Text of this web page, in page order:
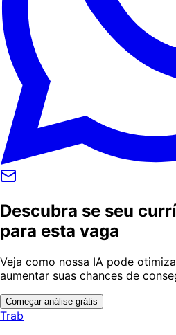
Descubra se seu
para esta vaga
Veja como nossa IA pode
aumentar suas chances de
Começar análise grátis
Trab